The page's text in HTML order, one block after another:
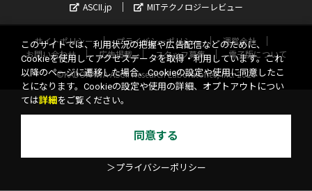
ASCII.jp
MITテクノロジーレビュー
サイトポリシー プライバシーポリシー
運営会社
お問い合わせ
広告掲載 スタッフ募集
電子版について
©KADOKAWA ASCII Research Laboratories, Inc. 2026
このサイトでは、利用状況の把握や広告配信などのために、
Cookieを使用してアクセスデータを取得・利用しています。これ
以降のページに遷移した場合、Cookieの設定や使用に同意したこ
とになります。Cookieの設定や使用の詳細、オプトアウトについ
ては詳細 をご覧ください。
同意する
＞プライバシーポリシー